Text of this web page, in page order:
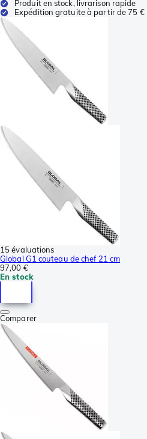
Produit en stock, livrarison rapide
Expédition gratuite à partir de 75 €
15 évaluations
Global G1 couteau de chef 21 cm
97,00 €
En stock
Comparer